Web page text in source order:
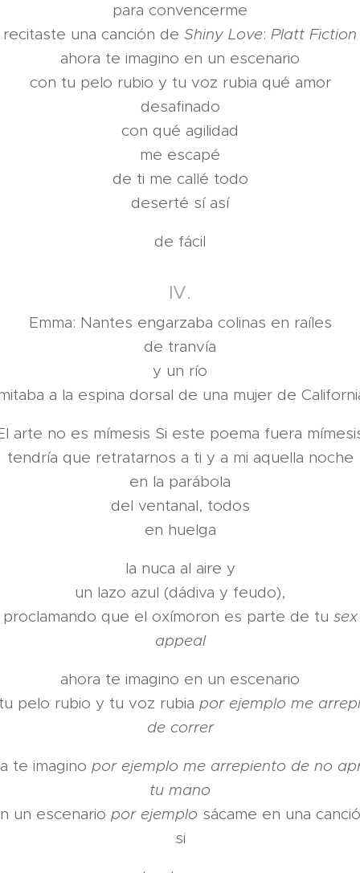
para convencerme
recitaste una canción de Shiny Love: Platt Fiction
ahora te imagino en un escenario
con tu pelo rubio y tu voz rubia qué amor
desafinado
con qué agilidad
me escapé
de ti me callé todo
deserté sí así
de fácil
IV.
Emma: Nantes engarzaba colinas en raíles
de tranvía
y un río
a la espina dorsal de una mujer de
arte no es mímesis Si este poema fuera
tendría que retratarnos a ti y a mi aquella noche
en la parábola
del ventanal, todos
en huelga
la nuca al aire y
un lazo azul (dádiva y feudo),
proclamando que el oxímoron es parte de tu sex
appeal
ahora te imagino en un escenario
pelo rubio y tu voz rubia por ejemplo me
de correr
te imagino por ejemplo me arrepiento de no
tu mano
un escenario por ejemplo sácame en una
si